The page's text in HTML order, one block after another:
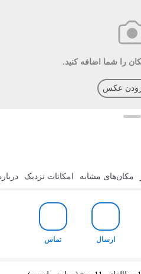
را شما اضافه کنید.
عکس
ارسال تماس مکان‌های مشابه امکانات نزدیک
ارسال تماس